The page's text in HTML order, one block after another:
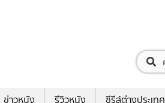
ข่าวหนัง รีวิวหนัง ซีรีส์ต่างประเทศ